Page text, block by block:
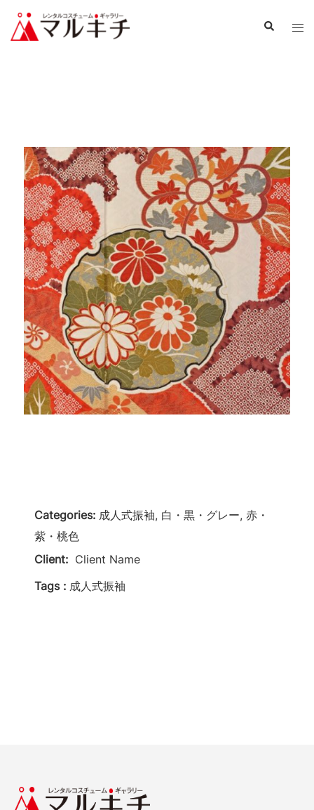
Categories: 成人式振袖, 白・黒・グレー, 赤・
紫・桃色
Client: Client Name
Tags : 成人式振袖